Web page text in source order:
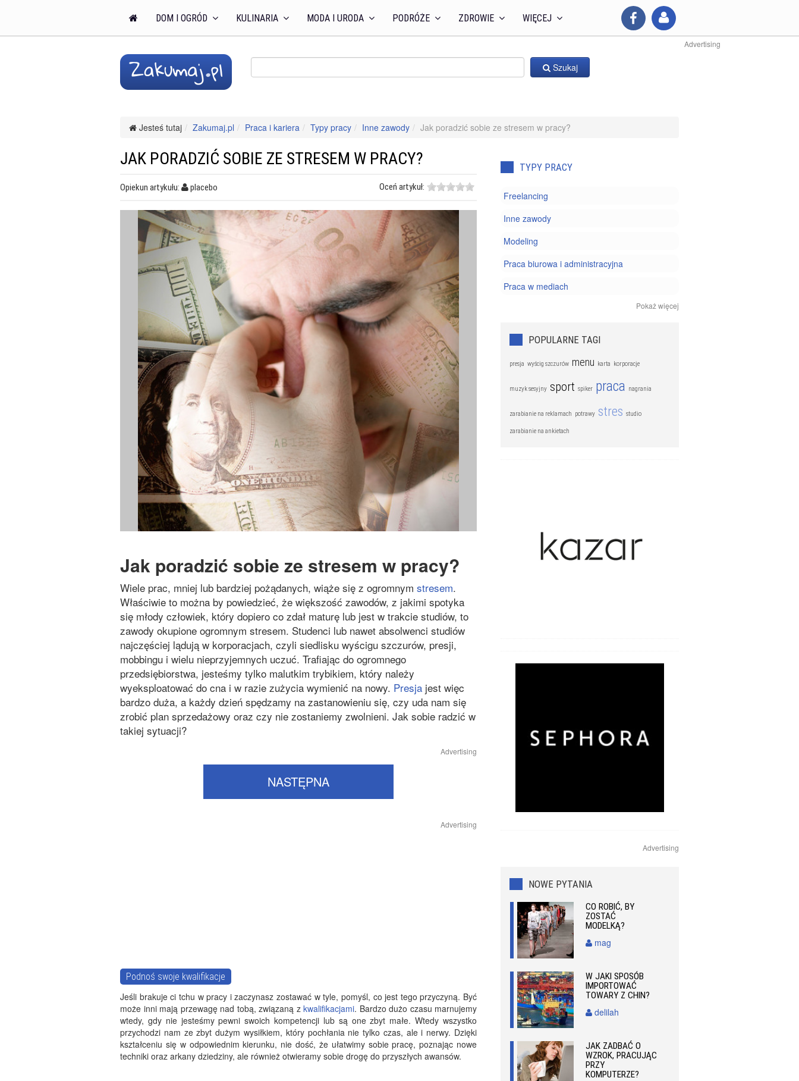
DOM I OGRÓD KULINARIA MODA I URODA PODRÓŻE ZDROWIE WIĘCEJ
Advertising
Szukaj
Jesteś tutaj Zakumaj.pl Praca i kariera Typy pracy Inne zawody Jak poradzić sobie ze stresem w pracy?
JAK PORADZIĆ SOBIE ZE STRESEM W PRACY?
Opiekun artykułu: placebo Oceń artykuł:
Jak poradzić sobie ze stresem w pracy?
Wiele prac, mniej lub bardziej pożądanych, wiąże się z ogromnym stresem.
Właściwie to można by powiedzieć, że większość zawodów, z jakimi spotyka
się młody człowiek, który dopiero co zdał maturę lub jest w trakcie studiów, to
zawody okupione ogromnym stresem. Studenci lub nawet absolwenci studiów
najczęściej lądują w korporacjach, czyli siedlisku wyścigu szczurów, presji,
mobbingu i wielu nieprzyjemnych uczuć. Trafiając do ogromnego
przedsiębiorstwa, jesteśmy tylko malutkim trybikiem, który należy
wyeksploatować do cna i w razie zużycia wymienić na nowy. Presja jest więc
bardzo duża, a każdy dzień spędzamy na zastanowieniu się, czy uda nam się
zrobić plan sprzedażowy oraz czy nie zostaniemy zwolnieni. Jak sobie radzić w
takiej sytuacji?
Advertising
NASTĘPNA
Advertising
Podnoś swoje kwalifikacje
Jeśli brakuje ci tchu w pracy i zaczynasz zostawać w tyle, pomyśl, co jest tego przyczyną. Być
może inni mają przewagę nad tobą, związaną z kwalifikacjami. Bardzo dużo czasu marnujemy
wtedy, gdy nie jesteśmy pewni swoich kompetencji lub są one zbyt małe. Wtedy wszystko
przychodzi nam ze zbyt dużym wysiłkiem, który pochłania nie tylko czas, ale i nerwy. Dzięki
kształceniu się w odpowiednim kierunku, nie dość, że ułatwimy sobie pracę, poznając nowe
techniki oraz arkany dziedziny, ale również otwieramy sobie drogę do przyszłych awansów.
TYPY PRACY
Freelancing
Inne zawody
Modeling
Praca biurowa i administracyjna
Praca w mediach
Praca w sprzedaży I nowych technologiach
Pokaż więcej
POPULARNE TAGI
presja wyścig szczurów menu karta korporacje
muzyk sesyjny sport spiker praca nagrania
zarabianie na reklamach potrawy stres studio
zarabianie na ankietach
Advertising
NOWE PYTANIA
CO ROBIĆ, BY
ZOSTAĆ
MODELKĄ?
mag
W JAKI SPOSÓB
IMPORTOWAĆ
TOWARY Z CHIN?
delilah
JAK ZADBAĆ O
WZROK, PRACUJĄC
PRZY
KOMPUTERZE?